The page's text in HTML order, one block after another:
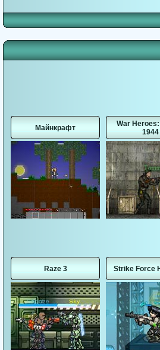
Майнкрафт
War
1944
Raze 3 Strike Force